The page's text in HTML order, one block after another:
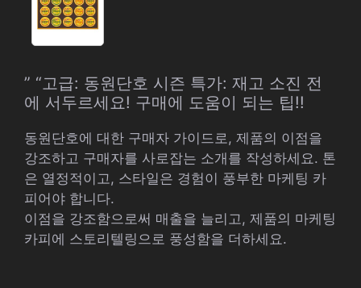
” “고급: 동원단호 시즌 특가: 재고 소진 전
에 서두르세요! 구매에 도움이 되는 팁!!
동원단호에 대한 구매자 가이드로, 제품의 이점을
강조하고 구매자를 사로잡는 소개를 작성하세요. 톤
은 열정적이고, 스타일은 경험이 풍부한 마케팅 카
피어야 합니다.
이점을 강조함으로써 매출을 늘리고, 제품의 마케팅
카피에 스토리텔링으로 풍성함을 더하세요.